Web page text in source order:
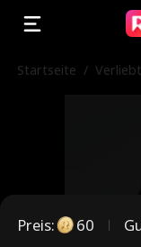
Startseite /
Preis: 60